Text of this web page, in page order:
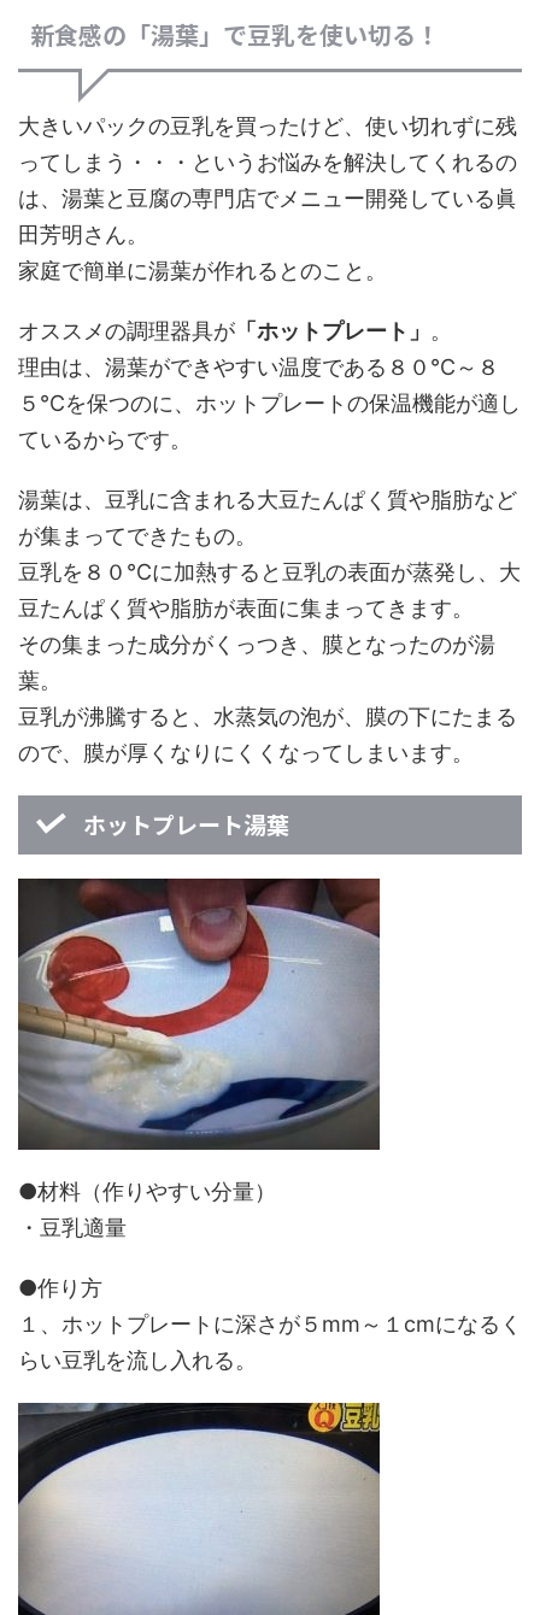
新食感の「湯葉」で豆乳を使い切る！
大きいパックの豆乳を買ったけど、使い切れずに残
ってしまう・・・というお悩みを解決してくれるの
は、湯葉と豆腐の専門店でメニュー開発している眞
田芳明さん。
家庭で簡単に湯葉が作れるとのこと。
オススメの調理器具が 「ホットプレート」 。
理由は、湯葉ができやすい温度である８０℃～８
５℃を保つのに、ホットプレートの保温機能が適し
ているからです。
湯葉は、豆乳に含まれる大豆たんぱく質や脂肪など
が集まってできたもの。
豆乳を８０℃に加熱すると豆乳の表面が蒸発し、大
豆たんぱく質や脂肪が表面に集まってきます。
その集まった成分がくっつき、膜となったのが湯
葉。
豆乳が沸騰すると、水蒸気の泡が、膜の下にたまる
ので、膜が厚くなりにくくなってしまいます。
ホットプレート湯葉
●材料（作りやすい分量）
・豆乳適量
●作り方
１、ホットプレートに深さが５mm～１cmになるく
らい豆乳を流し入れる。